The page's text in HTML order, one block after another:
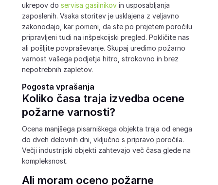
ukrepov do servisa gasilnikovin usposabljanja
zaposlenih. Vsaka storitev je usklajena z veljavno
zakonodajo, kar pomeni, da ste po prejetem poročilu
pripravljeni tudi na inšpekcijski pregled. Pokličite nas
ali pošljite povpraševanje. Skupaj uredimo požarno
varnost vašega podjetja hitro, strokovno in brez
nepotrebnih zapletov.
Pogosta vprašanja
Koliko časa traja izvedba ocene
požarne varnosti?
Ocena manjšega pisarniškega objekta traja od enega
do dveh delovnih dni, vključno s pripravo poročila.
Večji industrijski objekti zahtevajo več časa glede na
kompleksnost.
Ali moram oceno požarne